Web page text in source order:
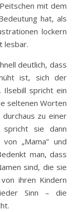
mit dem
hat, als
lockern
lesbar.
deutlich, dass
ist, sich der
Ilsebill spricht ein
seltenen Worten
zu einer
sie dann
„Mama” und
man, dass
sind, die sie
ihren Kindern
Sinn – die